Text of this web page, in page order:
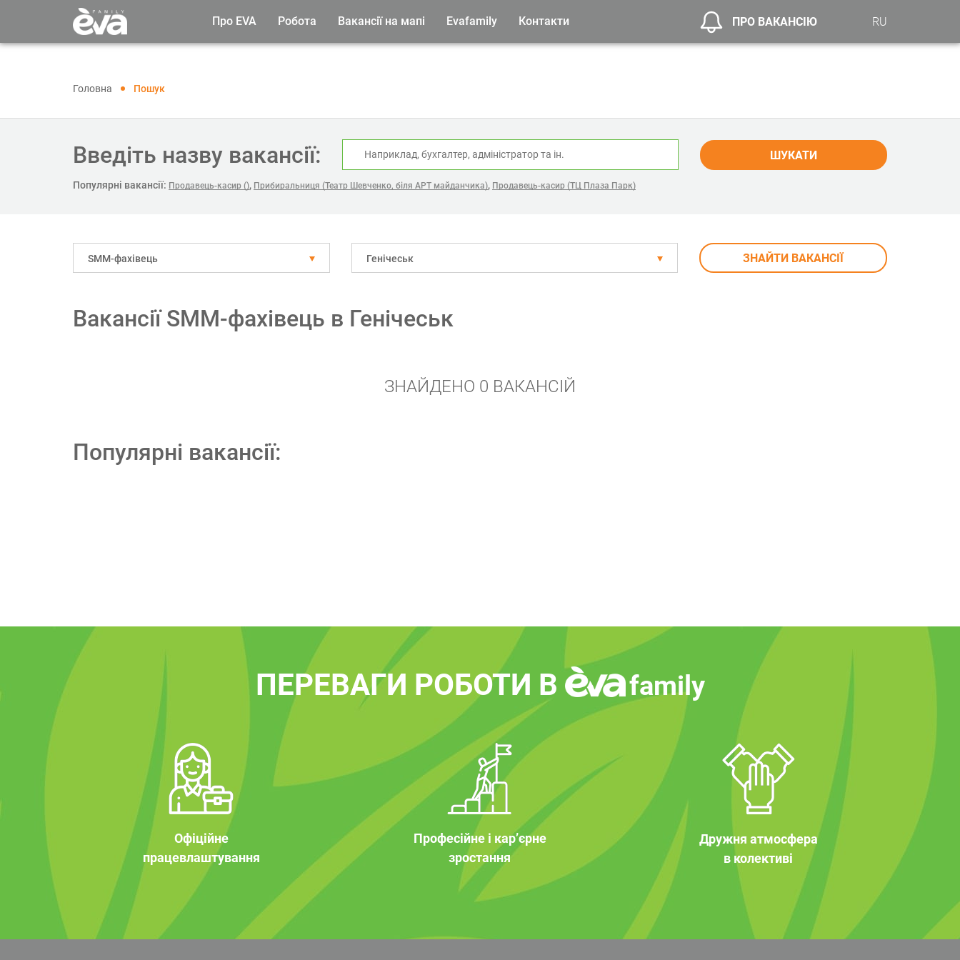
Про EVA Робота Вакансії на мапі Evafamily Контакти ПРО ВАКАНСІЮ RU
Головна Пошук
Введіть назву вакансії: ШУКАТИ
Популярні вакансії: Продавець-касир (), Прибиральниця (Театр Шевченко, біля АРТ майданчика), Продавець-касир (ТЦ Плаза Парк)
SMM-фахівець Генічеськ ЗНАЙТИ ВАКАНСІЇ
Вакансії SMM-фахівець в Генічеськ
ЗНАЙДЕНО 0 ВАКАНСІЙ
Популярні вакансії:
ПЕРЕВАГИ РОБОТИ В family
Офіційне
працевлаштування
Професійне і кар’єрне
зростання
Дружня атмосфера
в колективі